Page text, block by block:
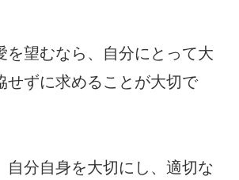
を望むなら、自分にとって大
せずに求めることが大切で
自分自身を大切にし、適切な